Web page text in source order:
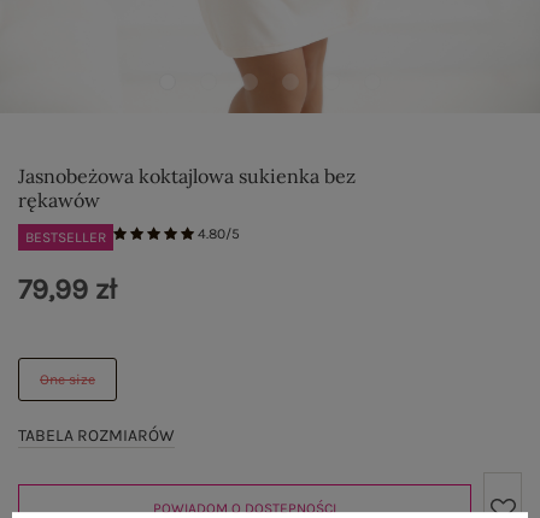
Jasnobeżowa koktajlowa sukienka bez
rękawów
BESTSELLER 4.80/5
One size
TABELA ROZMIARÓW
79,99 zł
POWIADOM O DOSTĘPNOŚCI